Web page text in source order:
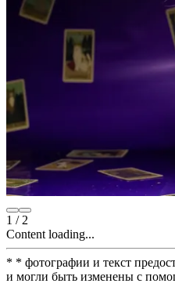
1 / 2
Content loading...
* * фотографии и текст
и могли быть изменены с